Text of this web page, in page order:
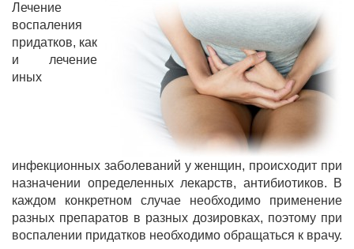
Лечение
воспаления
придатков, как
и лечение
иных
инфекционных заболеваний у женщин, происходит при
назначении определенных лекарств, антибиотиков. В
каждом конкретном случае необходимо применение
разных препаратов в разных дозировках, поэтому при
воспалении придатков необходимо обращаться к врачу.